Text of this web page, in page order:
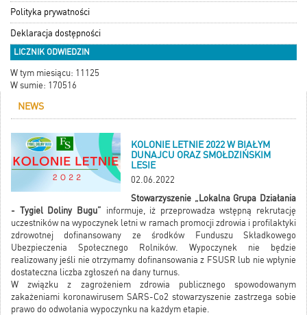
Polityka prywatności
Deklaracja dostępności
LICZNIK ODWIEDZIN
W tym miesiącu: 11125
W sumie: 170516
NEWS
KOLONIE LETNIE 2022 W BIAŁYM
DUNAJCU ORAZ SMOŁDZIŃSKIM
LESIE
02.06.2022
Stowarzyszenie „Lokalna Grupa Działania
- Tygiel Doliny Bugu” informuje, iż przeprowadza wstępną rekrutację
uczestników na wypoczynek letni w ramach promocji zdrowia i profilaktyki
zdrowotnej dofinansowany ze środków Funduszu Składkowego
Ubezpieczenia Społecznego Rolników. Wypoczynek nie będzie
realizowany jeśli nie otrzymamy dofinansowania z FSUSR lub nie wpłynie
dostateczna liczba zgłoszeń na dany turnus.
W związku z zagrożeniem zdrowia publicznego spowodowanym
zakażeniami koronawirusem SARS-Co2 stowarzyszenie zastrzega sobie
prawo do odwołania wypoczynku na każdym etapie.